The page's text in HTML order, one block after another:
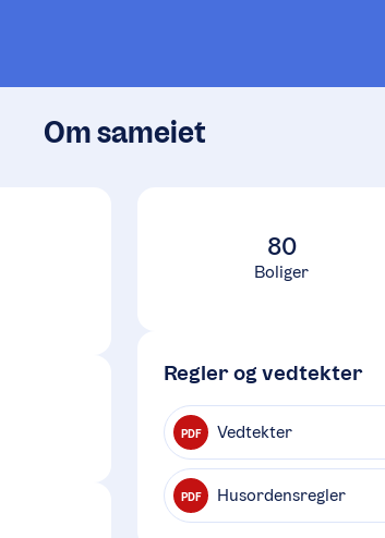
Om sameiet
80
Boliger
Regler og vedtekter
PDF Vedtekter
PDF Husordensregler